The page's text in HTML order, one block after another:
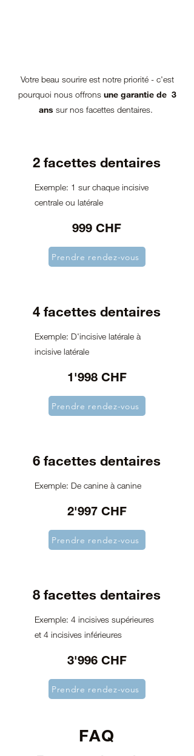
Votre beau sourire est notre priorité - c'est
pourquoi nous offronsune garantie de 3
ans sur nos facettes dentaires.
2 facettes dentaires
Exemple: 1 sur chaque incisive
centrale ou latérale
999 CHF
Prendre rendez-vous
4 facettes dentaires
Exemple: D'incisive latérale à
incisive latérale
1'998 CHF
Prendre rendez-vous
6 facettes dentaires
Exemple: De canine à canine
2'997 CHF
Prendre rendez-vous
8 facettes dentaires
Exemple: 4 incisives supérieures
et 4 incisives inférieures
3'996 CHF
Prendre rendez-vous
FAQ